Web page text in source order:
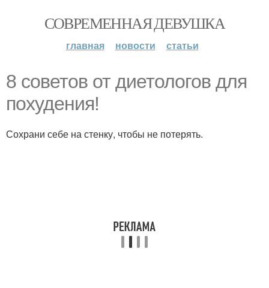
СОВРЕМЕННАЯ ДЕВУШКА
главная новости статьи
8 советов от диетологов для
похудения!
Сохрани себе на стенку, чтобы не потерять.